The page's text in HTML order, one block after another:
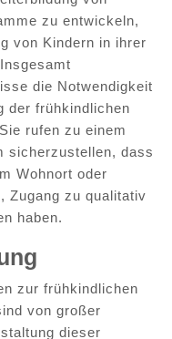
zu entwickeln,
von Kindern in ihrer
die Notwendigkeit
der frühkindlichen
rufen zu einem
sicherzustellen, dass
Wohnort oder
Zugang zu qualitativ
haben.
zur frühkindlichen
von großer
dieser